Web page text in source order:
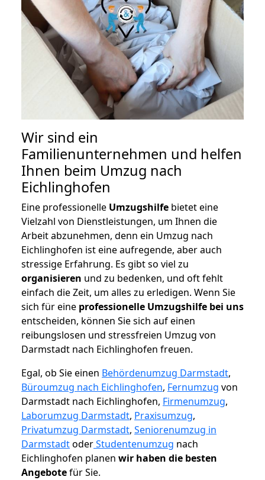
Wir sind ein
Familienunternehmen und helfen
Ihnen beim Umzug nach
Eichlinghofen
Eine professionelle Umzugshilfe bietet eine
Vielzahl von Dienstleistungen, um Ihnen die
Arbeit abzunehmen, denn ein Umzug nach
Eichlinghofen ist eine aufregende, aber auch
stressige Erfahrung. Es gibt so viel zu
organisieren und zu bedenken, und oft fehlt
einfach die Zeit, um alles zu erledigen. Wenn Sie
sich für eine professionelle Umzugshilfe bei uns
entscheiden, können Sie sich auf einen
reibungslosen und stressfreien Umzug von
Darmstadt nach Eichlinghofen freuen.
Egal, ob Sie einen Behördenumzug Darmstadt,
Büroumzug nach Eichlinghofen, Fernumzug von
Darmstadt nach Eichlinghofen, Firmenumzug,
Laborumzug Darmstadt, Praxisumzug,
Privatumzug Darmstadt, Seniorenumzug in
DarmstadtoderStudentenumzug nach
Eichlinghofen planen wir haben die besten
Angebotefür Sie.